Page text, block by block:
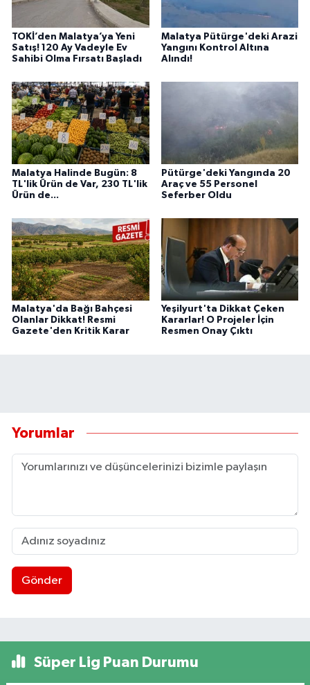
TOKİ’den Malatya’ya Yeni
Satış! 120 Ay Vadeyle Ev
Sahibi Olma Fırsatı Başladı
Malatya Pütürge'deki Arazi
Yangını Kontrol Altına
Alındı!
Malatya Halinde Bugün: 8
TL'lik Ürün de Var, 230 TL'lik
Ürün de...
Pütürge'deki Yangında 20
Araç ve 55 Personel
Seferber Oldu
Malatya'da Bağı Bahçesi
Olanlar Dikkat! Resmi
Gazete'den Kritik Karar
Yeşilyurt'ta Dikkat Çeken
Kararlar! O Projeler İçin
Resmen Onay Çıktı
Yorumlar
Gönder
Süper Lig Puan Durumu